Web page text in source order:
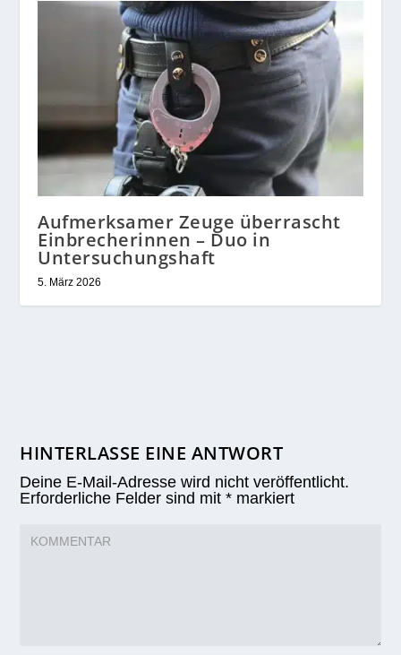
Aufmerksamer Zeuge überrascht
Einbrecherinnen – Duo in
Untersuchungshaft
5. März 2026
HINTERLASSE EINE ANTWORT
Deine E-Mail-Adresse wird nicht veröffentlicht.
Erforderliche Felder sind mit* markiert